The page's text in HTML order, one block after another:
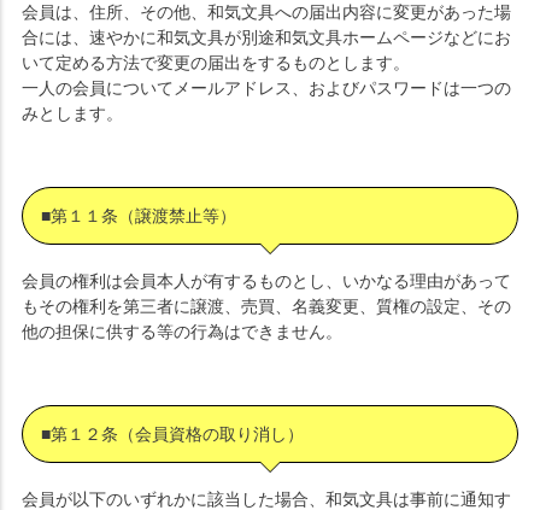
会員は、住所、その他、和気文具への届出内容に変更があった場
合には、速やかに和気文具が別途和気文具ホームページなどにお
いて定める方法で変更の届出をするものとします。
一人の会員についてメールアドレス、およびパスワードは一つの
みとします。
■第１１条（譲渡禁止等）
会員の権利は会員本人が有するものとし、いかなる理由があって
もその権利を第三者に譲渡、売買、名義変更、質権の設定、その
他の担保に供する等の行為はできません。
■第１２条（会員資格の取り消し）
会員が以下のいずれかに該当した場合、和気文具は事前に通知す